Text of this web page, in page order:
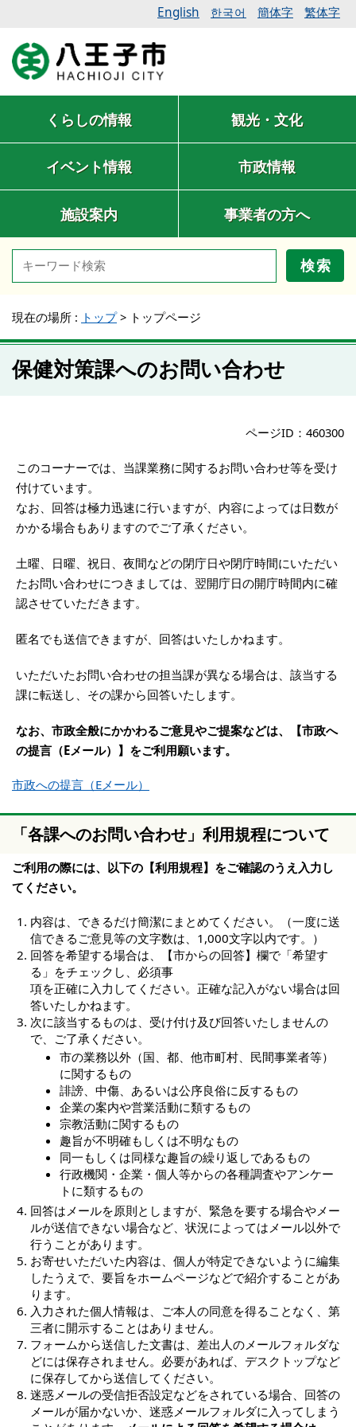
English 한국어 簡体字 繁体字
くらしの情報 観光・文化
イベント情報 市政情報
施設案内 事業者の方へ
検索
現在の場所 : トップ> トップページ
保健対策課へのお問い合わせ
ページID：460300
このコーナーでは、当課業務に関するお問い合わせ等を受け
付けています。
なお、回答は極力迅速に行いますが、内容によっては日数が
かかる場合もありますのでご了承ください。
土曜、日曜、祝日、夜間などの閉庁日や閉庁時間にいただい
たお問い合わせにつきましては、翌開庁日の開庁時間内に確
認させていただきます。
匿名でも送信できますが、回答はいたしかねます。
いただいたお問い合わせの担当課が異なる場合は、該当する
課に転送し、その課から回答いたします。
なお、市政全般にかかわるご意見やご提案などは、【市政へ
の提言（Eメール）】をご利用願います。
市政への提言（Eメール）
「各課へのお問い合わせ」利用規程について
ご利用の際には、以下の【利用規程】をご確認のうえ入力し
てください。
内容は、できるだけ簡潔にまとめてください。（一度に送
信できるご意見等の文字数は、1,000文字以内です。）
回答を希望する場合は、【市からの回答】欄で「希望す
る」をチェックし、必須事
項を正確に入力してください。正確な記入がない場合は回
答いたしかねます。
次に該当するものは、受け付け及び回答いたしませんの
で、ご了承ください。
市の業務以外（国、都、他市町村、民間事業者等）
に関するもの
誹謗、中傷、あるいは公序良俗に反するもの
企業の案内や営業活動に類するもの
宗教活動に関するもの
趣旨が不明確もしくは不明なもの
同一もしくは同様な趣旨の繰り返しであるもの
行政機関・企業・個人等からの各種調査やアンケー
トに類するもの
回答はメールを原則としますが、緊急を要する場合やメー
ルが送信できない場合など、状況によってはメール以外で
行うことがあります。
お寄せいただいた内容は、個人が特定できないように編集
したうえで、要旨をホームページなどで紹介することがあ
ります。
入力された個人情報は、ご本人の同意を得ることなく、第
三者に開示することはありません。
フォームから送信した文書は、差出人のメールフォルダな
どには保存されません。必要があれば、デスクトップなど
に保存してから送信してください。
迷惑メールの受信拒否設定などをされている場合、回答の
メールが届かないか、迷惑メールフォルダに入ってしまう